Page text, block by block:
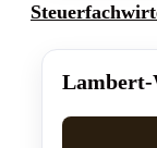
Lambert-